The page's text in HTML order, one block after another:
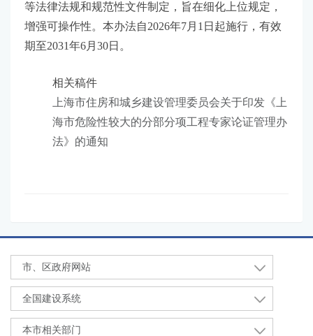
等法律法规和规范性文件制定，旨在细化上位规定，
增强可操作性。本办法自2026年7月1日起施行，有效
期至2031年6月30日。
相关稿件
上海市住房和城乡建设管理委员会关于印发《上
海市危险性较大的分部分项工程专家论证管理办
法》的通知
市、区政府网站
全国建设系统
本市相关部门